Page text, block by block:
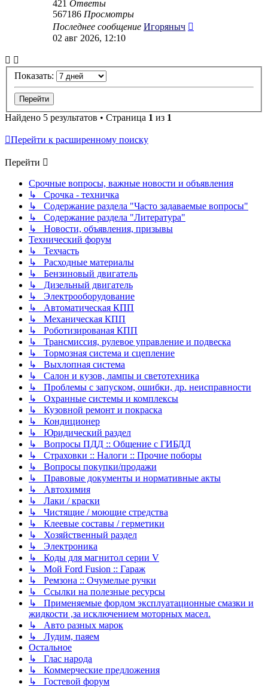
421 Ответы
567186 Просмотры
Последнее сообщение Игоряныч
02 авг 2026, 12:10
Показать:
Найдено 5 результатов • Страница 1 из 1
Перейти к расширенному поиску
Перейти
Срочные вопросы, важные новости и объявления
↳ Срочка - техничка
↳ Содержание раздела "Часто задаваемые вопросы"
↳ Содержание раздела "Литература"
↳ Новости, объявления, призывы
Технический форум
↳ Техчасть
↳ Расходные материалы
↳ Бензиновый двигатель
↳ Дизельный двигатель
↳ Электрооборудование
↳ Автоматическая КПП
↳ Механическая КПП
↳ Роботизированая КПП
↳ Трансмиссия, рулевое управление и подвеска
↳ Тормозная система и сцепление
↳ Выхлопная система
↳ Салон и кузов, лампы и светотехника
↳ Проблемы с запуском, ошибки, др. неисправности
↳ Охранные системы и комплексы
↳ Кузовной ремонт и покраска
↳ Кондиционер
↳ Юридический раздел
↳ Вопросы ПДД :: Общение с ГИБДД
↳ Страховки :: Налоги :: Прочие поборы
↳ Вопросы покупки/продажи
↳ Правовые документы и нормативные акты
↳ Автохимия
↳ Лаки / краски
↳ Чистящие / моющие стредства
↳ Клеевые составы / герметики
↳ Хозяйственный раздел
↳ Электроника
↳ Коды для магнитол серии V
↳ Мой Ford Fusion :: Гараж
↳ Ремзона :: Очумелые ручки
↳ Ссылки на полезные ресурсы
↳ Применяемые фордом эксплуатационные смазки и
жидкости ,за исключением моторных масел.
↳ Авто разных марок
↳ Лудим, паяем
Остальное
↳ Глас народа
↳ Коммерческие предложения
↳ Гостевой форум